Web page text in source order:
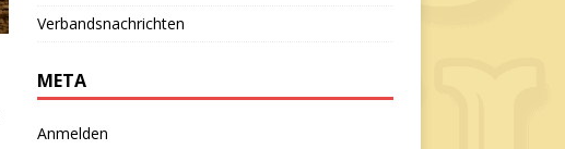
Verbandsnachrichten
META
Anmelden